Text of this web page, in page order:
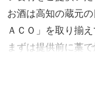
お酒は高知の蔵元
ＡＣＯ」を取り揃え
まずは提供前に藁
タキ」をぜひ召し